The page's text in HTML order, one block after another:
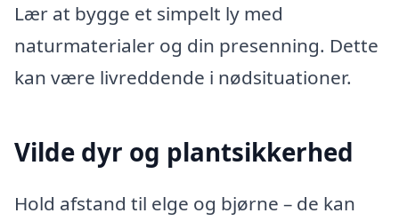
Lær at bygge et simpelt ly med
naturmaterialer og din presenning. Dette
kan være livreddende i nødsituationer.
Vilde dyr og plantsikkerhed
Hold afstand til elge og bjørne – de kan